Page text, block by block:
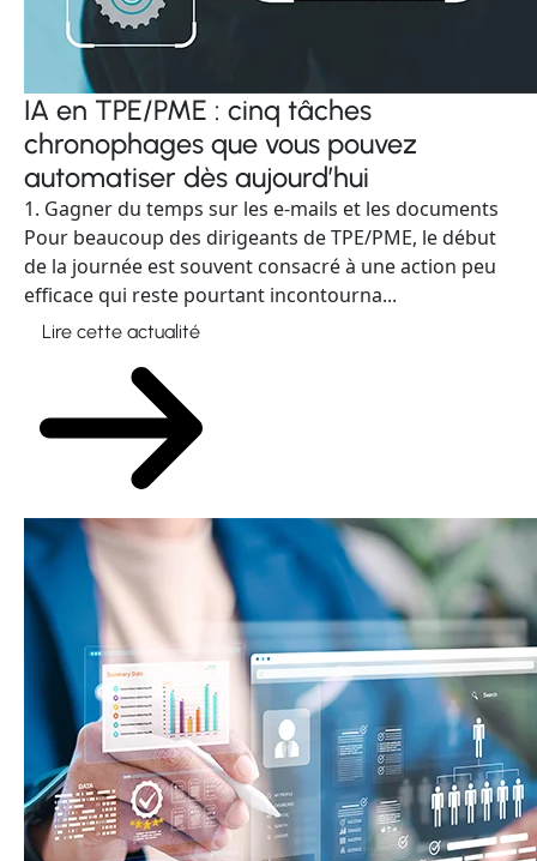
IA en TPE/PME : cinq tâches
chronophages que vous pouvez
automatiser dès aujourd’hui
1. Gagner du temps sur les e-mails et les documents
Pour beaucoup des dirigeants de TPE/PME, le début
de la journée est souvent consacré à une action peu
efficace qui reste pourtant incontourna...
Lire cette actualité